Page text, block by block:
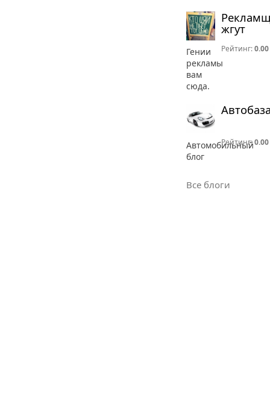
жгут
Гении
рекламы
вам
сюда.
Рейтинг:0.00
Автомобильный
блог
Рейтинг:0.00
Все блоги